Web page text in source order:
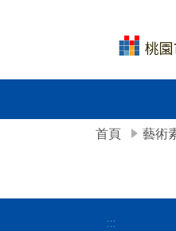
首頁 藝術
:::